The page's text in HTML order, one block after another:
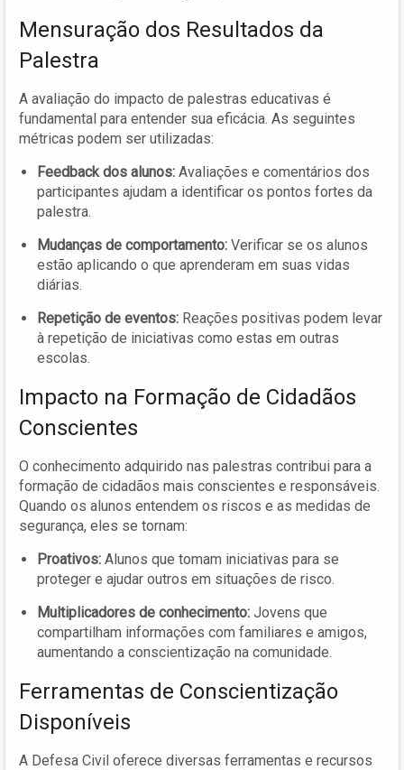
Mensuração dos Resultados da
Palestra
A avaliação do impacto de palestras educativas é
fundamental para entender sua eficácia. As seguintes
métricas podem ser utilizadas:
Feedback dos alunos: Avaliações e comentários dos
participantes ajudam a identificar os pontos fortes da
palestra.
Mudanças de comportamento: Verificar se os alunos
estão aplicando o que aprenderam em suas vidas
diárias.
Repetição de eventos: Reações positivas podem levar
à repetição de iniciativas como estas em outras
escolas.
Impacto na Formação de Cidadãos
Conscientes
O conhecimento adquirido nas palestras contribui para a
formação de cidadãos mais conscientes e responsáveis.
Quando os alunos entendem os riscos e as medidas de
segurança, eles se tornam:
Proativos: Alunos que tomam iniciativas para se
proteger e ajudar outros em situações de risco.
Multiplicadores de conhecimento: Jovens que
compartilham informações com familiares e amigos,
aumentando a conscientização na comunidade.
Ferramentas de Conscientização
Disponíveis
A Defesa Civil oferece diversas ferramentas e recursos